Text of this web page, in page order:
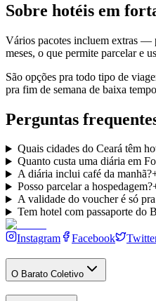
Sobre hotéis em
Vários pacotes incluem extras —
meses, o que permite parcelar e
São opções pra todo tipo de
pra fim de semana de baixa
Perguntas
Quais cidades do Ceará têm
Quanto custa uma diária em
A diária inclui café da manhã?
Posso parcelar a hospedagem?
A validade do voucher é só
Tem hotel com passaporte do
Instagram Facebook
O Barato Coletivo